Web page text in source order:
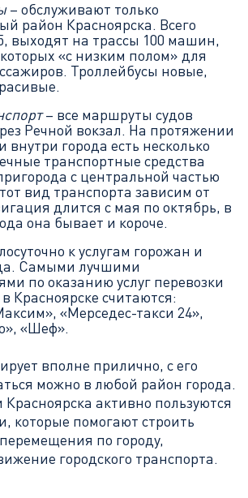
– обслуживают только
район Красноярска. Всего
выходят на трассы 100 машин,
«с низким полом» для
Троллейбусы новые,
– все маршруты судов
Речной вокзал. На протяжении
внутри города есть несколько
транспортные средства
с центральной частью
вид транспорта зависим от
длится с мая по октябрь, в
она бывает и короче.
к услугам горожан и
Самыми лучшими
по оказанию услуг перевозки
Красноярске считаются:
«Мерседес-такси 24»,
«Шеф».
вполне прилично, с его
можно в любой район города.
активно пользуются
которые помогают строить
по городу,
городского транспорта.